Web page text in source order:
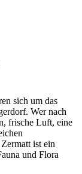
sich um das
Wer nach
frische Luft, eine
ist ein
und Flora